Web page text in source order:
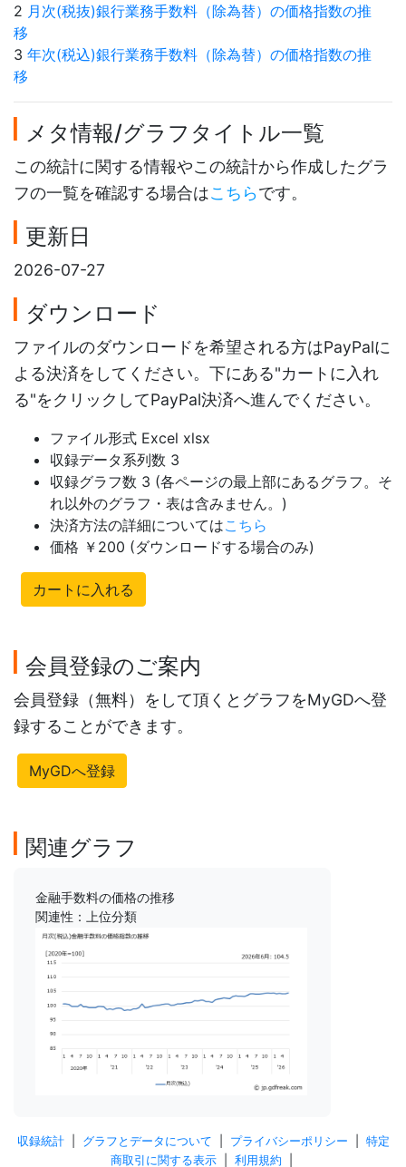
2 月次(税抜)銀行業務手数料（除為替）の価格指数の推
移
3 年次(税込)銀行業務手数料（除為替）の価格指数の推
移
メタ情報/グラフタイトル一覧
この統計に関する情報やこの統計から作成したグラ
フの一覧を確認する場合はこちらです。
更新日
2026-07-27
ダウンロード
ファイルのダウンロードを希望される方はPayPalに
よる決済をしてください。下にある"カートに入れ
る"をクリックしてPayPal決済へ進んでください。
ファイル形式 Excel xlsx
収録データ系列数 3
収録グラフ数 3 (各ページの最上部にあるグラフ。そ
れ以外のグラフ・表は含みません。)
決済方法の詳細についてはこちら
価格 ￥200 (ダウンロードする場合のみ)
カートに入れる
会員登録のご案内
会員登録（無料）をして頂くとグラフをMyGDへ登
録することができます。
MyGDへ登録
関連グラフ
金融手数料の価格の推移
関連性：上位分類
収録統計| グラフとデータについて プライバシーポリシー
特定
商取引に関する表示| 利用規約